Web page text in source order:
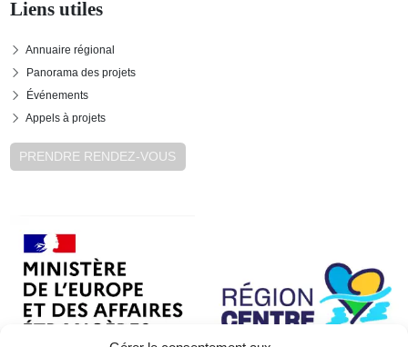
Liens utiles
Annuaire régional
Panorama des projets
Événements
Appels à projets
PRENDRE RENDEZ-VOUS